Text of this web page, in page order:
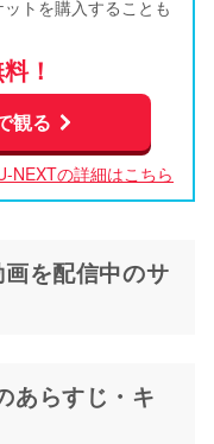
トを購入することも
！
観る
NEXTの詳細はこちら
を配信中のサ
あらすじ・キ